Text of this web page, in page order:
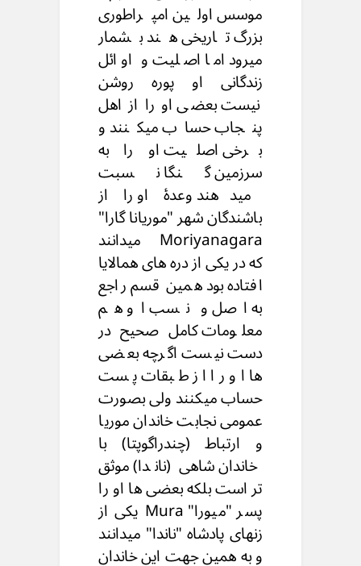
موسس اولین امپراطوری
بزرگ تاریخی هند بشمار
میرود اما اصلیت و اوائل
زندگانی او پوره روشن
نیست بعضی او را از اهل
پنجاب حساب میکنند و
برخی اصلیت او را به
سرزمین گنگا نسبت
میدهند وعدۀ او را از
باشندگان شهر "موریانا گارا"
Moriyanagara میدانند
که در یکی از دره های همالایا
افتاده بود همین قسم راجع
به اصل و نسب او هم
معلومات کامل صحیح در
دست نیست اگرچه بعضی
ها او را از طبقات پست
حساب میکنند ولی بصورت
عمومی نجابت خاندان موریا
و ارتباط (چندراگوپتا) با
خاندان شاهی (ناندا) موثق
تر است بلکه بعضی ها او را
پسر "میورا" Mura یکی از
زنهای پادشاه "ناندا" میدانند
و به همین جهت این خاندان